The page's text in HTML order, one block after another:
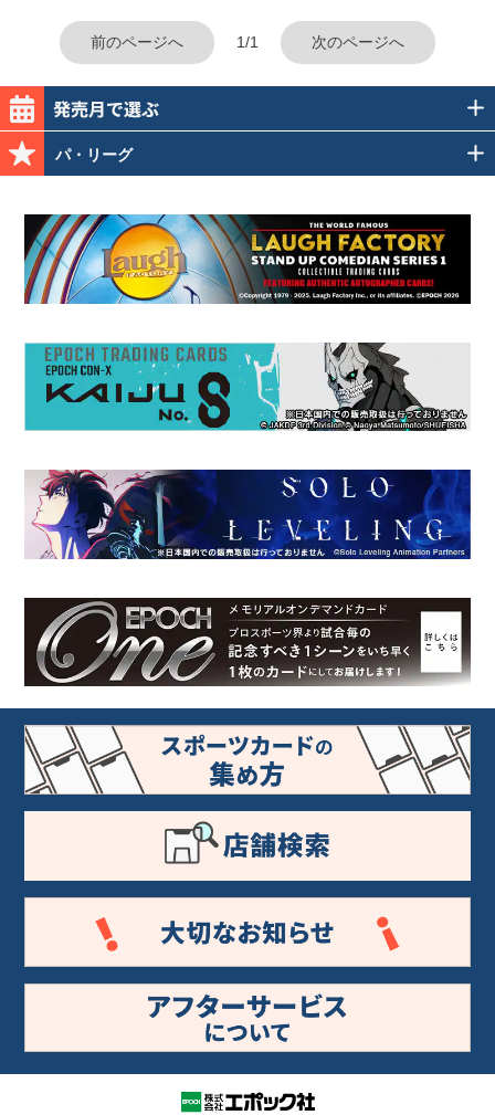
前のページへ 1/1 次のページへ
パ・リーグ